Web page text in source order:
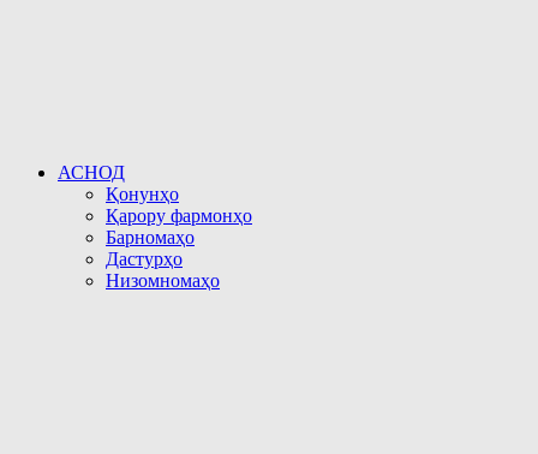
АСНОД
Қонунҳо
Қарору фармонҳо
Барномаҳо
Дастурҳо
Низомномаҳо